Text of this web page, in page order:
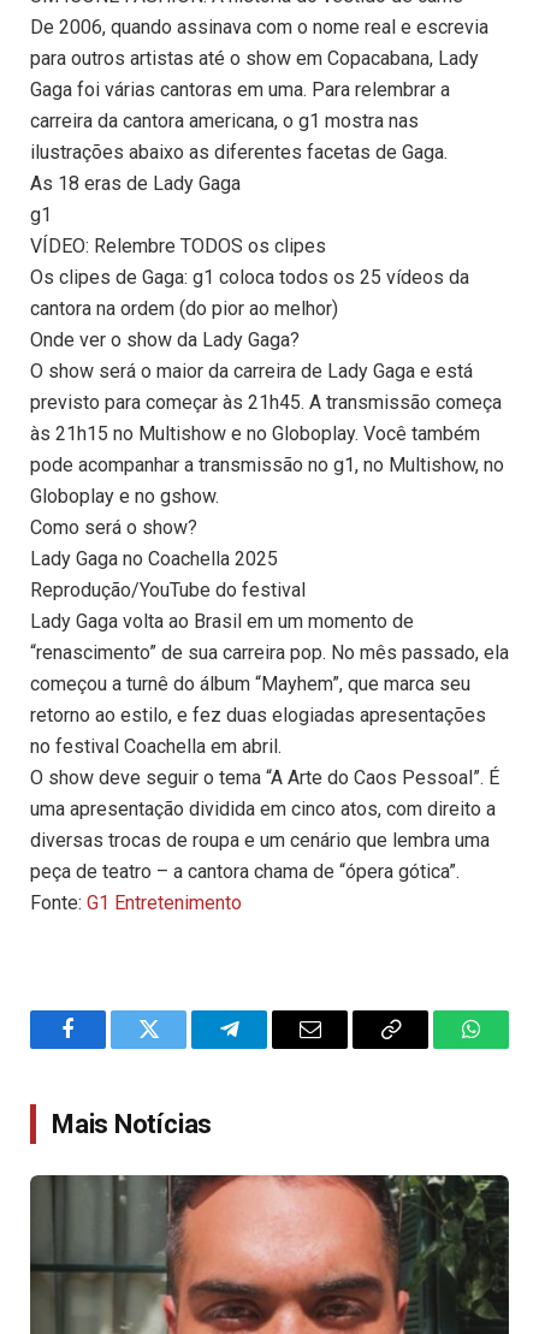
De 2006, quando assinava com o nome real e escrevia
para outros artistas até o show em Copacabana, Lady
Gaga foi várias cantoras em uma. Para relembrar a
carreira da cantora americana, o g1 mostra nas
ilustrações abaixo as diferentes facetas de Gaga.
As 18 eras de Lady Gaga
g1
VÍDEO: Relembre TODOS os clipes
Os clipes de Gaga: g1 coloca todos os 25 vídeos da
cantora na ordem (do pior ao melhor)
Onde ver o show da Lady Gaga?
O show será o maior da carreira de Lady Gaga e está
previsto para começar às 21h45. A transmissão começa
às 21h15 no Multishow e no Globoplay. Você também
pode acompanhar a transmissão no g1, no Multishow, no
Globoplay e no gshow.
Como será o show?
Lady Gaga no Coachella 2025
Reprodução/YouTube do festival
Lady Gaga volta ao Brasil em um momento de
“renascimento” de sua carreira pop. No mês passado, ela
começou a turnê do álbum “Mayhem”, que marca seu
retorno ao estilo, e fez duas elogiadas apresentações
no festival Coachella em abril.
O show deve seguir o tema “A Arte do Caos Pessoal”. É
uma apresentação dividida em cinco atos, com direito a
diversas trocas de roupa e um cenário que lembra uma
peça de teatro – a cantora chama de “ópera gótica”.
Fonte: G1 Entretenimento
FacebookTwitter TelegramEmail
Copy
Mais Notícias